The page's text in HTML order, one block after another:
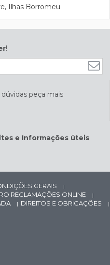
Ilhas Borromeu
!
peça mais
e Informações úteis
GERAIS |
RECLAMAÇÕES ONLINE |
| DIREITOS E OBRIGAÇÕES |